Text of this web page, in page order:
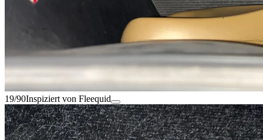
19/90Inspiziert von Fleequid